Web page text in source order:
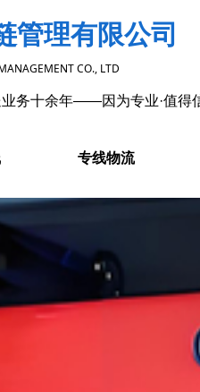
管理有限公司
CO., LTD
务十余年——因为专业·值得
专线物流